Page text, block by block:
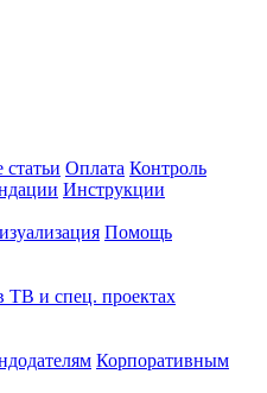
Оплата Контроль
Инструкции
Помощь
ТВ и спец. проектах
Корпоративным